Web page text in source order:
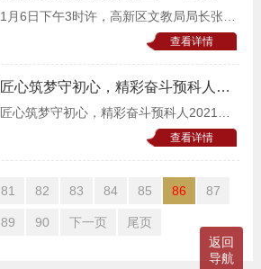
返回
导航
各个检测点，他们
文教局领导莅临我校慰问指导
1月6日下午3时许，高新区文教局局长张振
华，教育处任玉州处长来学校检查疫情防
控情况，慰问坚守岗位的在岗教职员工。
寒风中，区领导对大家在非常时期能够坚
守岗位、履
查看详情
匠心筑梦守初心，精彩奋斗预科人
——2021年元旦联欢晚会
匠心筑梦守初心，精彩奋斗预科人2021年
元旦联欢会听烧爆竹童心在，看换桃符老
兴偏。鼓角梅花添一部，五更欢笑爱新
查看详情
81 82 83 84 85 86 87
89 90 下一页 尾页